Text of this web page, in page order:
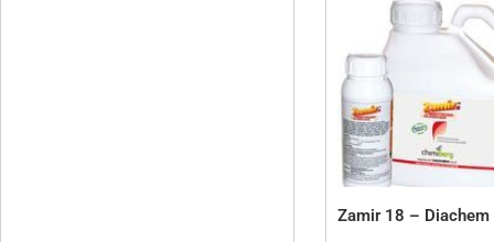
Zamir 18 – Diachem
di
da